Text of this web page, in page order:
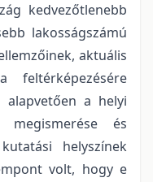
kedvezőtlenebb
lakosságszámú
aktuális
feltérképezésére
a helyi
és
helyszínek
volt, hogy e